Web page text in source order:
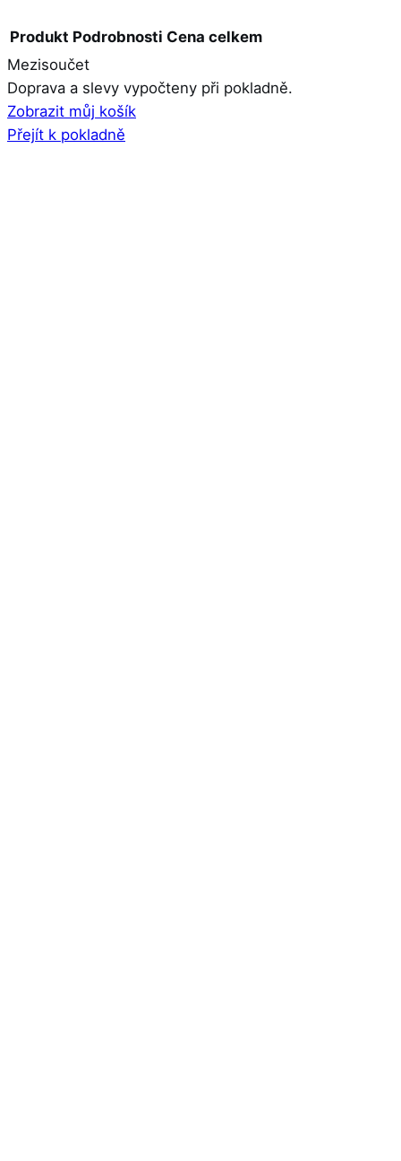
Produkty
v
Produkt Podrobnosti Cena celkem
Mezisoučet
Doprava a slevy vypočteny při pokladně.
Zobrazit můj košík
Přejít k pokladně